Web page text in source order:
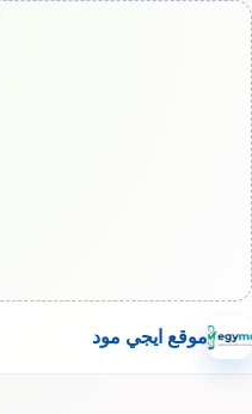
موقع ايجي مود